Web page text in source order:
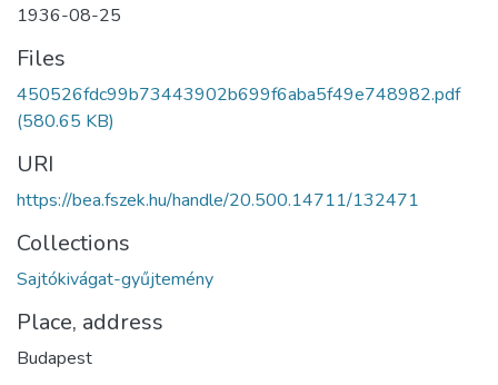
1936-08-25
Files
450526fdc99b73443902b699f6aba5f49e748982.pdf
(580.65 KB)
URI
https://bea.fszek.hu/handle/20.500.14711/132471
Collections
Sajtókivágat-gyűjtemény
Place, address
Budapest